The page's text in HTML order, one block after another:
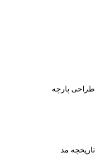
طراحی پارچه
تاریخچه مد